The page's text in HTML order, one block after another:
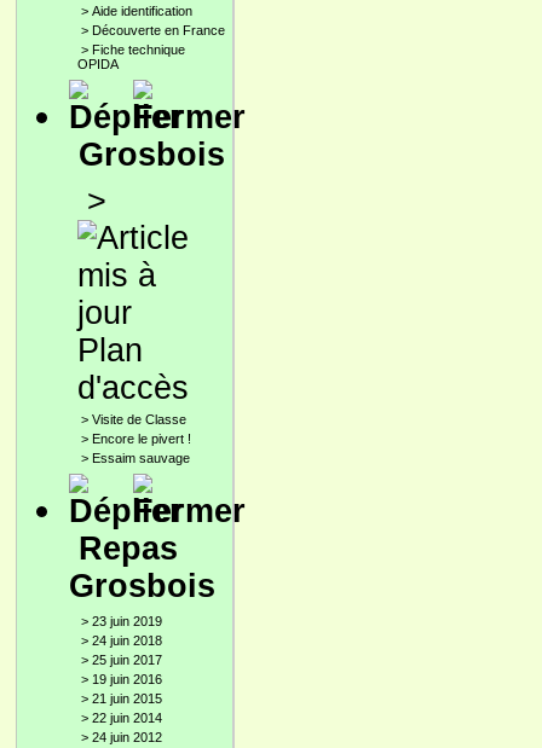
> Aide identification
> Découverte en France
> Fiche technique
OPIDA
Grosbois
>
Plan
d'accès
> Visite de Classe
> Encore le pivert !
> Essaim sauvage
Repas
Grosbois
> 23 juin 2019
> 24 juin 2018
> 25 juin 2017
> 19 juin 2016
> 21 juin 2015
> 22 juin 2014
> 24 juin 2012